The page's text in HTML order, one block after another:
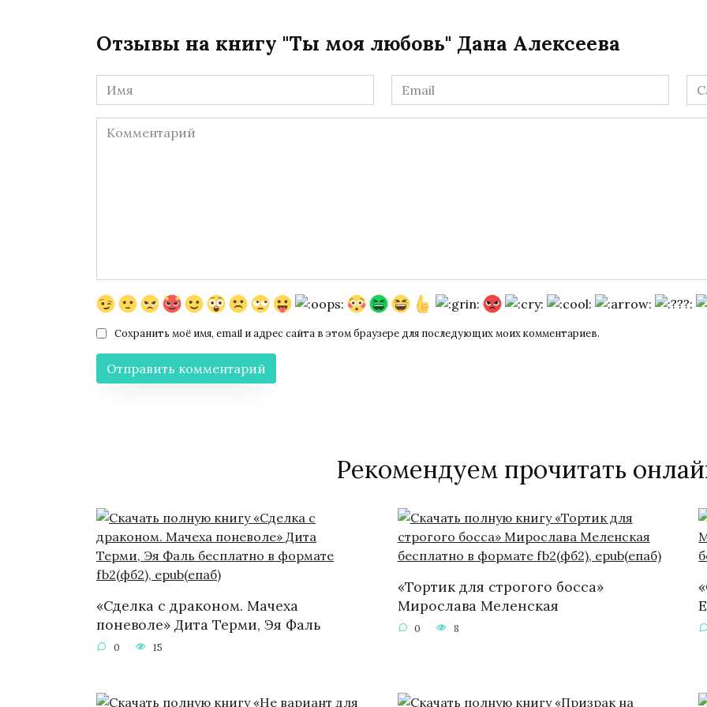
Отзывы на книгу "Ты моя любовь" Дана Алексеева
Имя
*
Email
*
Комментарий
Сохранить моё имя, email и адрес сайта в этом браузере для последующих моих комментариев.
Рекомендуем прочитать
«Сделка с драконом. Мачеха
поневоле» Дита Терми, Эя Фаль
0 15
«Тортик для строгого босса»
Мирослава Меленская
0 8